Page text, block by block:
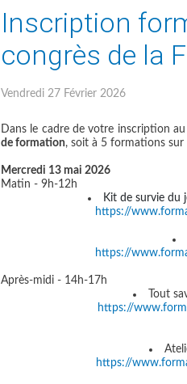
Inscription
congrès de la
Vendredi 27 Février 2026
Dans le cadre de votre inscription au
de formation, soit à 5 formations sur
Mercredi 13 mai 2026
Matin - 9h-12h
Kit de survie du
https://
https://
Après-midi - 14h-17h
Tout
https://
https://